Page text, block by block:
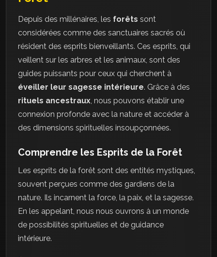
Depuis des millénaires, les forêts sont
considérées comme des sanctuaires sacrés où
résident des esprits bienveillants. Ces esprits, qui
veillent sur les arbres et les animaux, sont des
guides puissants pour ceux qui cherchent à
éveiller leur sagesse intérieure. Grâce à des
rituels ancestraux, nous pouvons établir une
connexion profonde avec la nature et accéder à
des dimensions spirituelles insoupçonnées.
Comprendre les Esprits de la Forêt
Les esprits de la forêt sont des entités mystiques,
souvent perçues comme des gardiens de la
nature. Ils incarnent la force, la paix, et la sagesse.
En les appelant, nous nous ouvrons à un monde
de possibilités spirituelles et de guidance
intérieure.